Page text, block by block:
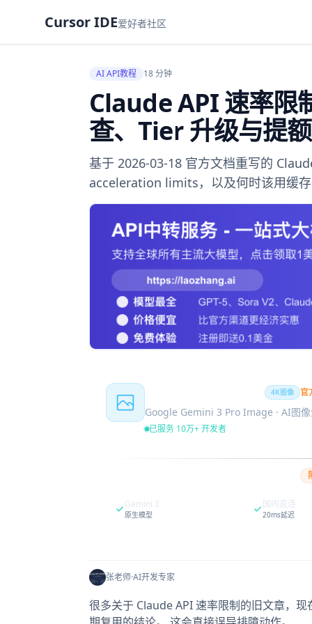
Cursor IDE爱好者社区
AI API教程 18 分钟
Claude API 速率限
查、Tier 升级与提
基于 2026-03-18 官方文档重写的
acceleration limits，以及何时该用缓
4K图像 官
Google Gemini 3 Pro Image · AI图
已服务 10万+ 开发者
Gemini 3
原生模型
国内直连
20ms延迟
张老师·AI开发专家
很多关于 Claude API 速率限制的旧文章，